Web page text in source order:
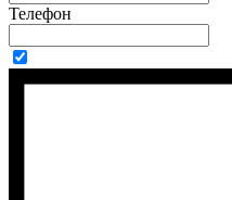
Телефон